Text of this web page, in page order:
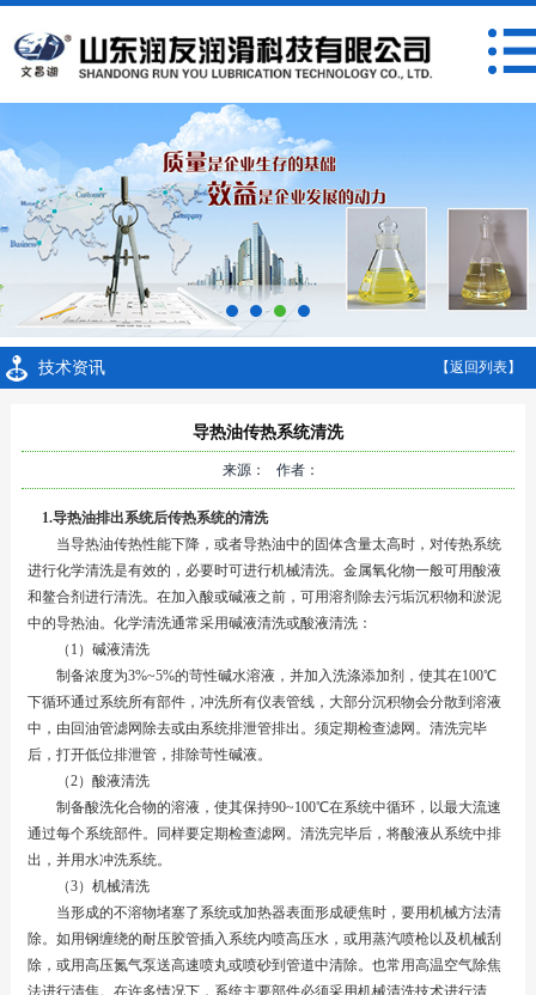
技术资讯 【返回列表】
导热油传热系统清洗
来源： 作者：
1.导热油排出系统后传热系统的清洗
当导热油传热性能下降，或者导热油中的固体含量太高时，对传热系统
进行化学清洗是有效的，必要时可进行机械清洗。金属氧化物一般可用酸液
和鳌合剂进行清洗。在加入酸或碱液之前，可用溶剂除去污垢沉积物和淤泥
中的导热油。化学清洗通常采用碱液清洗或酸液清洗：
（1）碱液清洗
制备浓度为3%~5%的苛性碱水溶液，并加入洗涤添加剂，使其在100℃
下循环通过系统所有部件，冲洗所有仪表管线，大部分沉积物会分散到溶液
中，由回油管滤网除去或由系统排泄管排出。须定期检查滤网。清洗完毕
后，打开低位排泄管，排除苛性碱液。
（2）酸液清洗
制备酸洗化合物的溶液，使其保持90~100℃在系统中循环，以最大流速
通过每个系统部件。同样要定期检查滤网。清洗完毕后，将酸液从系统中排
出，并用水冲洗系统。
（3）机械清洗
当形成的不溶物堵塞了系统或加热器表面形成硬焦时，要用机械方法清
除。如用钢缠绕的耐压胶管插入系统内喷高压水，或用蒸汽喷枪以及机械刮
除，或用高压氮气泵送高速喷丸或喷砂到管道中清除。也常用高温空气除焦